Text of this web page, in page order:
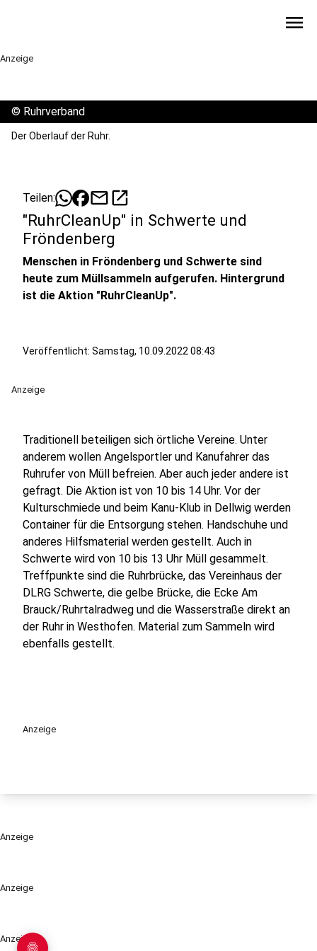
menu
Anzeige
Anzeige
Anzeige
© Ruhrverband
Der Oberlauf der Ruhr.
Teilen: mailopen_in_new
"RuhrCleanUp" in Schwerte und
Fröndenberg
Menschen in Fröndenberg und Schwerte sind
heute zum Müllsammeln aufgerufen. Hintergrund
ist die Aktion "RuhrCleanUp".
Veröffentlicht: Samstag, 10.09.2022 08:43
Anzeige
Traditionell beteiligen sich örtliche Vereine. Unter
anderem wollen Angelsportler und Kanufahrer das
Ruhrufer von Müll befreien. Aber auch jeder andere ist
gefragt. Die Aktion ist von 10 bis 14 Uhr. Vor der
Kulturschmiede und beim Kanu-Klub in Dellwig werden
Container für die Entsorgung stehen. Handschuhe und
anderes Hilfsmaterial werden gestellt. Auch in
Schwerte wird von 10 bis 13 Uhr Müll gesammelt.
Treffpunkte sind die Ruhrbrücke, das Vereinhaus der
DLRG Schwerte, die gelbe Brücke, die Ecke Am
Brauck/Ruhrtalradweg und die Wasserstraße direkt an
der Ruhr in Westhofen. Material zum Sammeln wird
ebenfalls gestellt.
Anzeige
Anzeige